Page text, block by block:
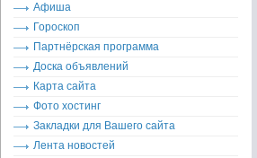
Афиша
Гороскоп
Партнёрская программа
Доска объявлений
Карта сайта
Фото хостинг
Закладки для Вашего сайта
Лента новостей